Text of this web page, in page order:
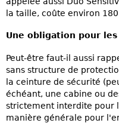
la taille, coûte environ 180
Une obligation pour
Peut-être faut-il aussi
sans structure de
la ceinture de sécurité
échéant, une cabine ou
strictement interdite pour
manière générale pour